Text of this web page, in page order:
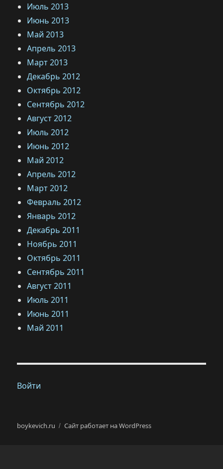
Июль 2013
Июнь 2013
Май 2013
Апрель 2013
Март 2013
Декабрь 2012
Октябрь 2012
Сентябрь 2012
Август 2012
Июль 2012
Июнь 2012
Май 2012
Апрель 2012
Март 2012
Февраль 2012
Январь 2012
Декабрь 2011
Ноябрь 2011
Октябрь 2011
Сентябрь 2011
Август 2011
Июль 2011
Июнь 2011
Май 2011
Войти
boykevich.ru Сайт работает на WordPress